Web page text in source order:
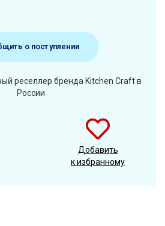
о поступлении
реселлер бренда Kitchen Craft в
России
Добавить
к избранному